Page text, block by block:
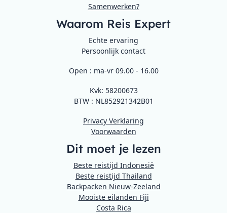
Samenwerken?
Waarom Reis Expert
Echte ervaring
Persoonlijk contact
Open : ma-vr 09.00 - 16.00
Kvk: 58200673
BTW : NL852921342B01
Privacy Verklaring
Voorwaarden
Dit moet je lezen
Beste reistijd Indonesië
Beste reistijd Thailand
Backpacken Nieuw-Zeeland
Mooiste eilanden Fiji
Costa Rica